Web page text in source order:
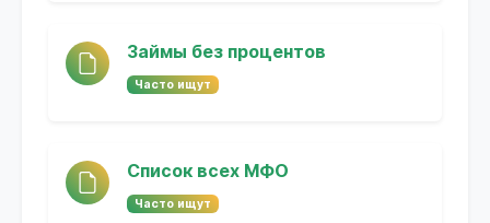
Займы без процентов
Часто ищут
Список всех МФО
Часто ищут